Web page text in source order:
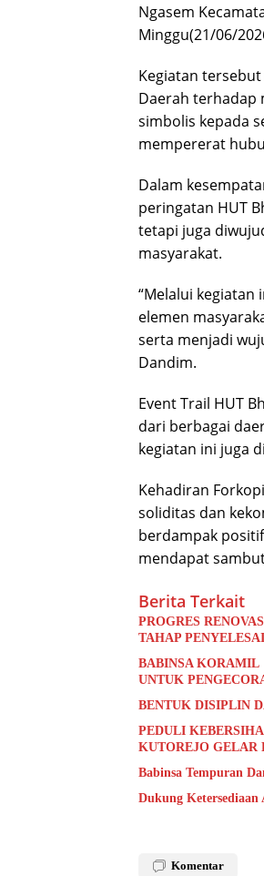
Ngasem
Minggu(21/06/
Kegiatan
Daerah terhadap
simbolis kepada
mempererat
Dalam
peringatan HUT
tetapi juga
masyarakat.
“Melalui kegiatan
elemen
serta menjadi
Dandim.
Event Trail HUT
dari berbagai
kegiatan ini juga
Kehadiran
soliditas dan
berdampak
mendapat
Berita Terkait
PROGRES
TAHAP
BABINSA KORAMIL
UNTUK
BENTUK DISIPLIN
PEDULI
KUTOREJO GELAR
Babinsa Tempuran
Dukung
Komentar